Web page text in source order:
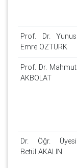
Prof. Dr. Yunus
Emre ÖZTÜRK
Prof. Dr. Mahmut
AKBOLAT
Dr. Öğr. Üyesi
Betül AKALIN